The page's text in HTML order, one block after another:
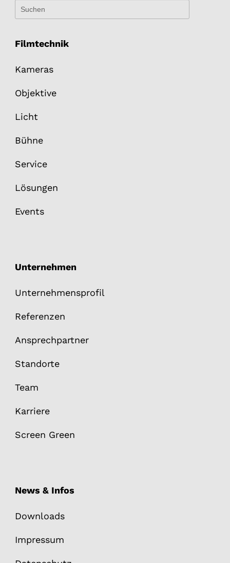
Filmtechnik
Kameras
Objektive
Licht
Bühne
Service
Lösungen
Events
Unternehmen
Unternehmensprofil
Referenzen
Ansprechpartner
Standorte
Team
Karriere
Screen Green
News & Infos
Downloads
Impressum